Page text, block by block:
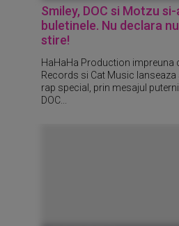
Smiley, DOC si Motzu
buletinele. Nu declara
stire!
HaHaHa Production impreuna
Records si Cat Music
rap special, prin mesajul
DOC...